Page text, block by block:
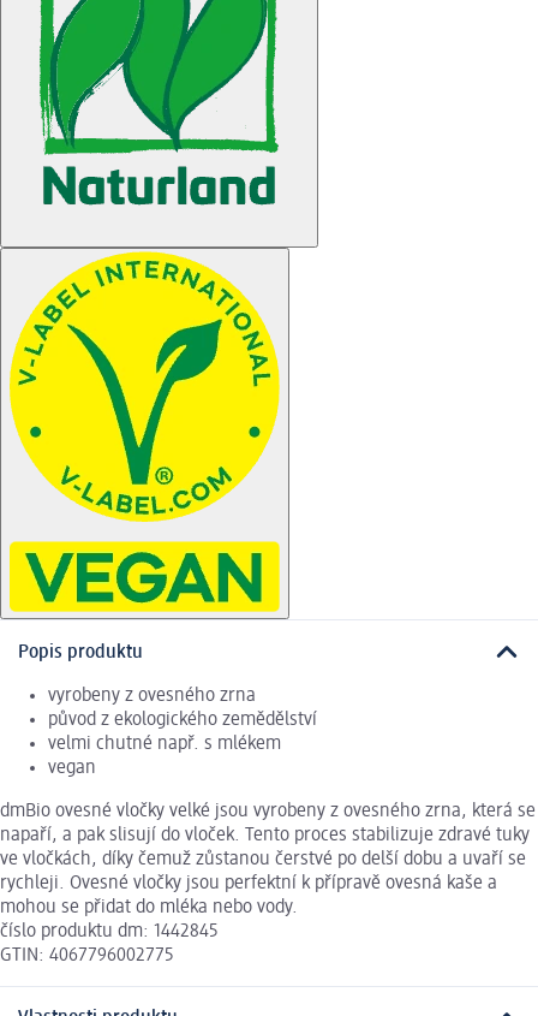
Popis produktu
vyrobeny z ovesného zrna
původ z ekologického zemědělství
velmi chutné např. s mlékem
vegan
dmBio ovesné vločky velké jsou vyrobeny z ovesného zrna, která se
napaří, a pak slisují do vloček. Tento proces stabilizuje zdravé tuky
ve vločkách, díky čemuž zůstanou čerstvé po delší dobu a uvaří se
rychleji. Ovesné vločky jsou perfektní k přípravě ovesná kaše a
mohou se přidat do mléka nebo vody.
číslo produktu dm: 1442845
GTIN: 4067796002775